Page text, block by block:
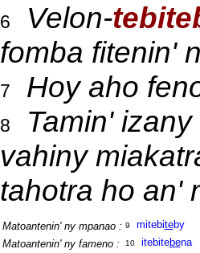
6 Velon-
fomba fitenin'
7 Hoy aho
8
Tamin'
vahiny
tahotra ho an'
Matoantenin' ny mpanao : 9 mitebiteby
Matoantenin' ny fameno :
10 itebitebena